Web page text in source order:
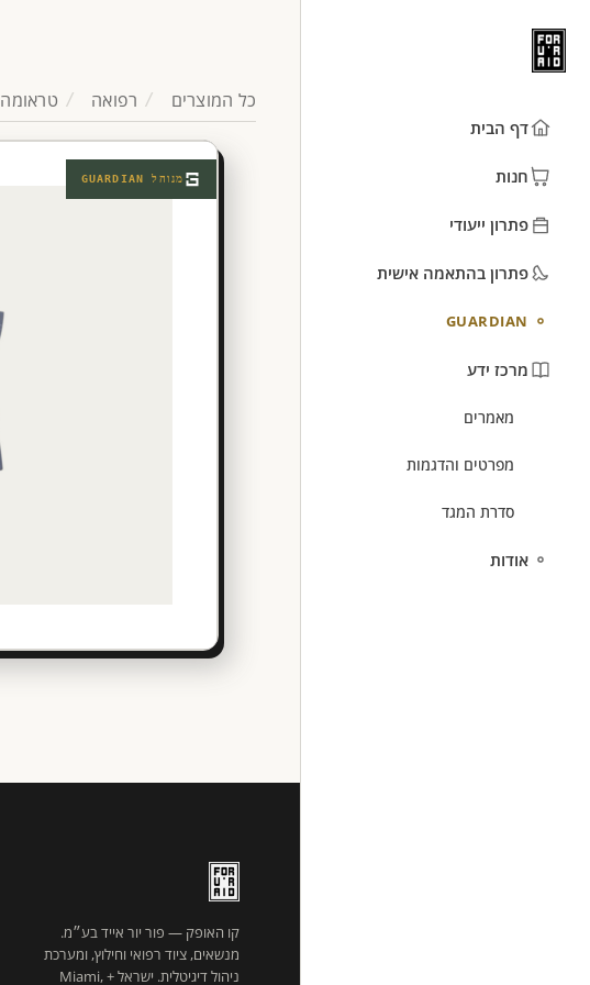
דף הבית
חנות
פתרון ייעודי
פתרון בהתאמה אישית
GUARDIAN
מרכז ידע
מאמרים
מפרטים והדגמות
סדרת המגד
אודות
כל המוצרים רפואה טראומה
מנוהל GUARDIAN
קו האופק — פור יור אייד בע״מ.
מנשאים, ציוד רפואי וחילוץ, ומערכת
ניהול דיגיטלית. ישראל + Miami,